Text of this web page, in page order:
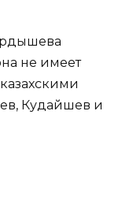
не имеет
Кудайшев и